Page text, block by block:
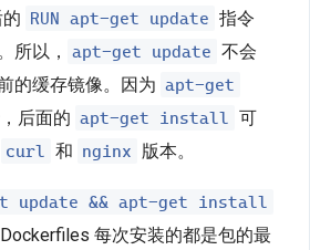
RUN apt-get update 指令
所以，
apt-get update 不会
的缓存镜像。因为 apt-get
后面的 apt-get install 可
curl 和 nginx 版本。
update && apt-get install
每次安装的都是包的最